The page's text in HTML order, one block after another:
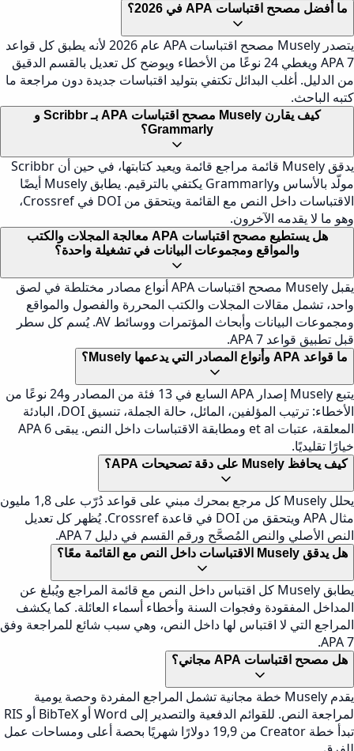
ما أفضل مصحح اقتباسات APA في 2026؟
يتصدر Musely مصحح اقتباسات APA عام 2026 لأنه يطبق كل قواعد
APA 7 ويغطي 24 نوعًا من الأخطاء ويوضح كل تعديل بالقسم الدقيق
من الدليل. أغلب البدائل تكتفي بتوليد اقتباسات جديدة دون مراجعة ما
كتبه الباحث.
كيف يقارن Musely مصحح اقتباسات APA بـ Scribbr و
Grammarly؟
يدقق Musely قائمة مراجع قائمة ويعيد كتابتها، في حين أن Scribbr
مولّد بالأساس وGrammarly يكتفي بالترقيم. يطابق Musely أيضًا
الاقتباسات داخل النص مع القائمة ويتحقق من DOI في Crossref،
وهو ما لا يقدمه الآخرون.
هل يستطيع مصحح اقتباسات APA معالجة المجلات والكتب
والمواقع ومجموعات البيانات في تشغيلة واحدة؟
يقبل Musely مصحح اقتباسات APA أنواع مصادر مختلطة في لصق
واحد، تشمل مقالات المجلات والكتب المحررة والفصول والمواقع
ومجموعات البيانات وأبحاث المؤتمرات ووسائط AV. يُسم كل سطر
قبل تطبيق قواعد APA 7.
ما قواعد APA وأنواع المصادر التي يدعمها Musely؟
يتبع Musely إصدار APA السابع في 13 فئة من المصادر و24 نوعًا من
الأخطاء: ترتيب المؤلفين، المائل، حالة الجملة، تنسيق DOI، البادئة
المعلقة، عتبات et al ومطابقة الاقتباسات داخل النص. يبقى APA 6
خيارًا تقليديًا.
كيف يحافظ Musely على دقة تصحيحات APA؟
يحلل Musely كل مرجع بمحرك مبني على قواعد دُرّب على 1,8 مليون
مثال APA ويتحقق من DOI في قاعدة Crossref. يُظهر كل تعديل
النص الأصلي والنص المُصحَّح ورقم القسم في دليل APA 7.
هل يدقق Musely الاقتباسات داخل النص مع القائمة معًا؟
يطابق Musely كل اقتباس داخل النص مع قائمة المراجع ويُبلغ عن
المداخل المفقودة وفجوات السنة وأخطاء أسماء العائلة. كما يكشف
المراجع التي لا اقتباس لها داخل النص، وهي سبب شائع للمراجعة وفق
APA 7.
هل مصحح اقتباسات APA مجاني؟
يقدم Musely خطة مجانية تشمل المراجع المفردة وحصة يومية
لمراجعة النص. للقوائم الدفعية والتصدير إلى Word أو BibTeX أو RIS
تبدأ خطة Creator من 19,9 دولارًا شهريًا بحصة أعلى ومساحات عمل